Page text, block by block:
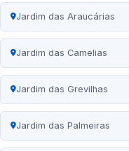
Jardim das Araucárias
Jardim das Camelias
Jardim das Grevilhas
Jardim das Palmeiras